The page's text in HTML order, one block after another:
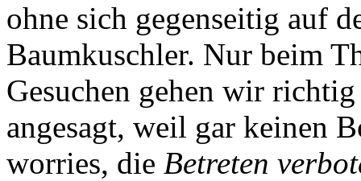
ohne sich gegenseitig auf
Baumkuschler. Nur beim
Gesuchen gehen wir
angesagt, weil gar keinen
worries, die Betreten